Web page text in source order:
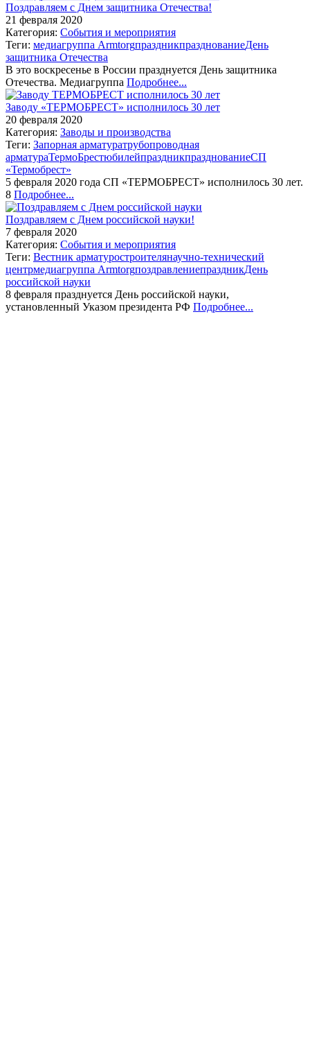
Поздравляем с Днем защитника Отечества!
21 февраля 2020
Категория: События и мероприятия
Теги: медиагруппа ArmtorgпраздникпразднованиеДень
защитника Отечества
В это воскресенье в России празднуется День защитника
Отечества. Медиагруппа Подробнее...
Заводу «ТЕРМОБРЕСТ» исполнилось 30 лет
20 февраля 2020
Категория: Заводы и производства
Теги: Запорная арматуратрубопроводная
арматураТермоБрестюбилейпраздникпразднованиеСП
«Термобрест»
5 февраля 2020 года СП «ТЕРМОБРЕСТ» исполнилось 30 лет.
8 Подробнее...
Поздравляем с Днем российской науки!
7 февраля 2020
Категория: События и мероприятия
Теги: Вестник арматуростроителянаучно-технический
центрмедиагруппа ArmtorgпоздравлениепраздникДень
российской науки
8 февраля празднуется День российской науки,
установленный Указом президента РФ Подробнее...